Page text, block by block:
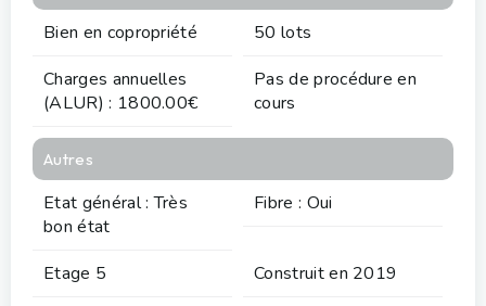
Bien en copropriété
50 lots
Charges annuelles
(ALUR) : 1800.00€
Pas de procédure en
cours
Autres
Etat général : Très
bon état
Fibre : Oui
Etage 5
Construit en 2019